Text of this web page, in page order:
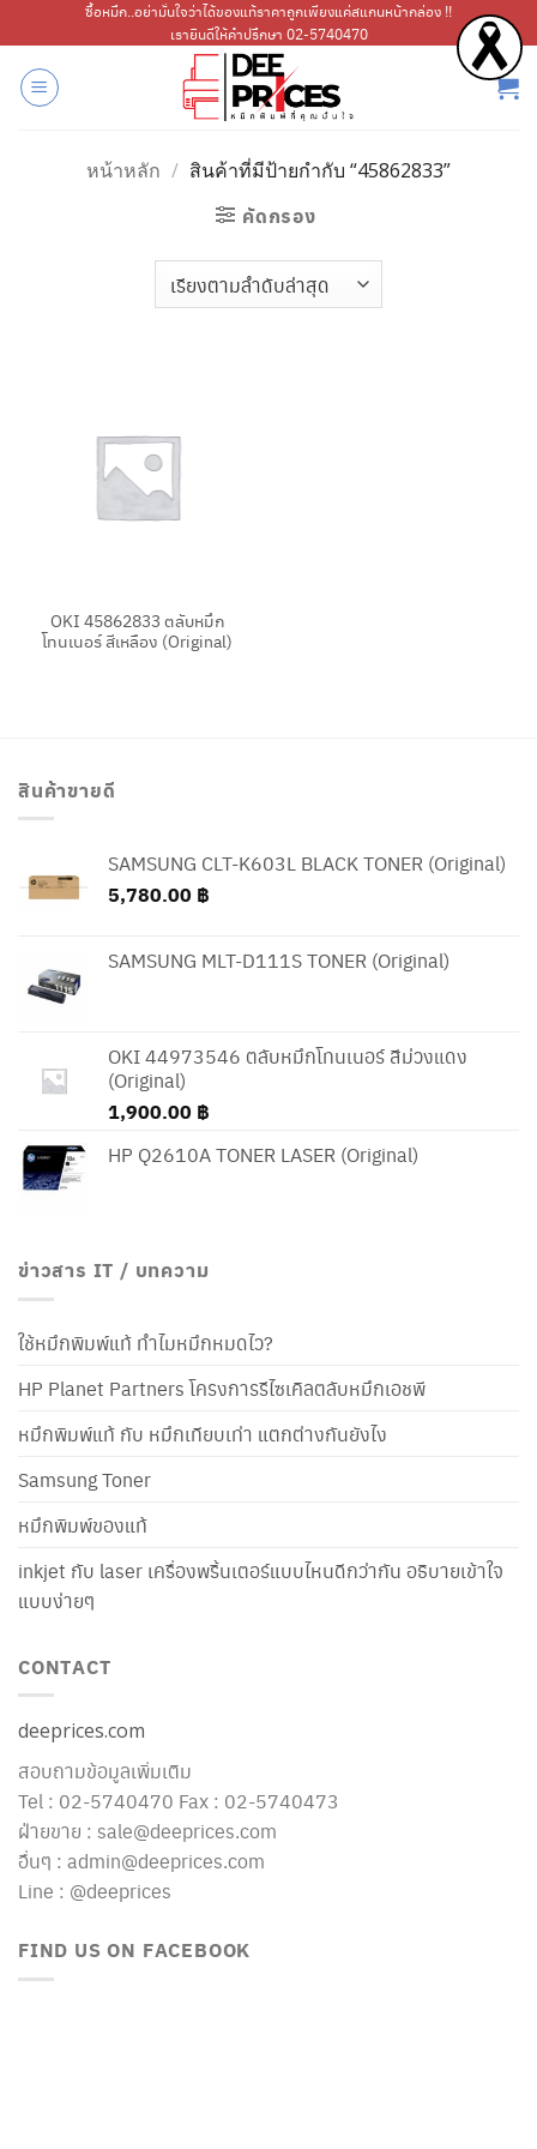
ไป
เนื้อหา
ซื้อหมึก..อย่ามั่นใจว่าได้ของแท้ราคาถูกเพียงแค่สแกนหน้ากล่อง !!
เรายินดีให้คำปรึกษา 02-5740470
หน้าหลัก / สินค้าที่มีป้ายกำกับ “45862833”
คัดกรอง
OKI 45862833 ตลับหมึก
โทนเนอร์ สีเหลือง (Original)
สินค้าขายดี
SAMSUNG CLT-K603L BLACK TONER (Original)
5,780.00 ฿
SAMSUNG MLT-D111S TONER (Original)
OKI 44973546 ตลับหมึกโทนเนอร์ สีม่วงแดง
(Original)
1,900.00 ฿
HP Q2610A TONER LASER (Original)
ข่าวสาร IT / บทความ
ใช้หมึกพิมพ์แท้ ทำไมหมึกหมดไว?
HP Planet Partners โครงการรีไซเคิลตลับหมึกเอชพี
หมึกพิมพ์แท้ กับ หมึกเทียบเท่า แตกต่างกันยังไง
Samsung Toner
หมึกพิมพ์ของแท้
inkjet กับ laser เครื่องพริ้นเตอร์แบบไหนดีกว่ากัน อธิบายเข้าใจ
แบบง่ายๆ
CONTACT
deeprices.com
สอบถามข้อมูลเพิ่มเติม
Tel : 02-5740470 Fax : 02-5740473
ฝ่ายขาย : sale@deeprices.com
อื่นๆ : admin@deeprices.com
Line : @deeprices
FIND US ON FACEBOOK